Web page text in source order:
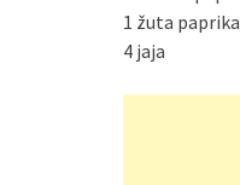
1 žuta paprika
4 jaja